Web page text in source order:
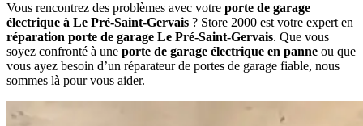
Vous rencontrez des problèmes avec votre porte de garage
électrique à Le Pré-Saint-Gervais ? Store 2000 est votre expert en
réparation porte de garage Le Pré-Saint-Gervais. Que vous
soyez confronté à une porte de garage électrique en panne ou que
vous ayez besoin d’un réparateur de portes de garage fiable, nous
sommes là pour vous aider.